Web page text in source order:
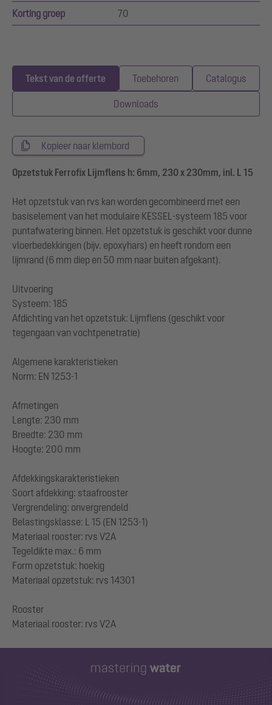
Korting groep 70
Tekst van de offerte Toebehoren Catalogus
Downloads
Kopieer naar klembord
Opzetstuk Ferrofix Lijmflens h: 6mm, 230 x 230mm, inl. L 15
Het opzetstuk van rvs kan worden gecombineerd met een
basiselement van het modulaire KESSEL-systeem 185 voor
puntafwatering binnen. Het opzetstuk is geschikt voor dunne
vloerbedekkingen (bijv. epoxyhars) en heeft rondom een
lijmrand (6 mm diep en 50 mm naar buiten afgekant).
Uitvoering
Systeem: 185
Afdichting van het opzetstuk: Lijmflens (geschikt voor
tegengaan van vochtpenetratie)
Algemene karakteristieken
Norm: EN 1253-1
Afmetingen
Lengte: 230 mm
Breedte: 230 mm
Hoogte: 200 mm
Afdekkingskarakteristieken
Soort afdekking: staafrooster
Vergrendeling: onvergrendeld
Belastingsklasse: L 15 (EN 1253-1)
Materiaal rooster: rvs V2A
Tegeldikte max.: 6 mm
Form opzetstuk: hoekig
Materiaal opzetstuk: rvs 14301
Rooster